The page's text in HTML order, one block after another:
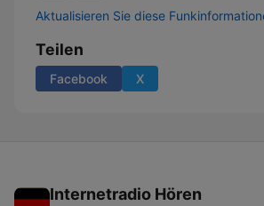
Aktualisieren Sie diese
Teilen
Facebook X
Internetradio Hören